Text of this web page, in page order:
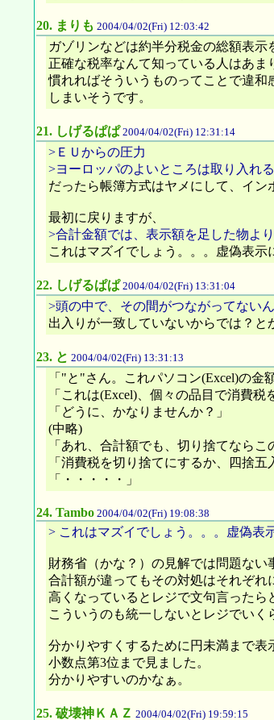
20.まりも 2004/04/02(Fri) 12:03:42
ガゾリンなどは約半分税金の総額表示
正確な税率なんて知っている人はあま
慣れればそういうものってことで違和
しまいそうです。
21.しげるぱぱ 2004/04/02(Fri) 12:31:14
>ＥＵからの圧力
>ヨーロッパのよいところは取り入れ
だったら帳簿方式はヤメにして、イン
最初に戻りますが、
>合計金額では、表示額を足した物よ
これはマズイでしょう。。。虚偽表示
22.しげるぱぱ 2004/04/02(Fri) 13:31:04
>頭の中で、その間がつながってないん
出入りが一致していないからでは？と
23.と 2004/04/02(Fri) 13:31:13
「"と"さん。これパソコン(Excel)の金
「これは(Excel)、個々の品目で消費
「どうに、かなりませんか？」
(中略)
「あれ、合計額でも、切り捨てならこ
「消費税を切り捨てにするか、四捨
「・・・・・」
24. Tambo 2004/04/02(Fri) 19:08:38
> これはマズイでしょう。。。虚偽表
財務省（かな？）の見解では問題ない
合計額が違ってもその対処はそれぞれ
高くなっているとレジで文句言ったら
こういうのも統一しないとレジでい
分かりやすくするために円未満まで表
小数点第3位まで見ました。
分かりやすいのかなぁ。
25.破壊神ＫＡＺ 2004/04/02(Fri) 19:59:15